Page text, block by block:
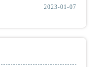
江苏省徐州市鼓楼区淮海东路29号苏宁广场IFC国际金融中心35层3508室积家售后服务中心（需提前预约）
2023-01-07